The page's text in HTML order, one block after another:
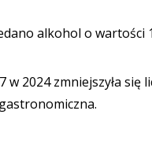
alkohol o wartości
w 2024 zmniejszyła